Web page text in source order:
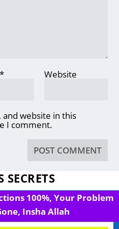
* Website
and website in this
I comment.
SECRETS
100%, Your Problem
Insha Allah